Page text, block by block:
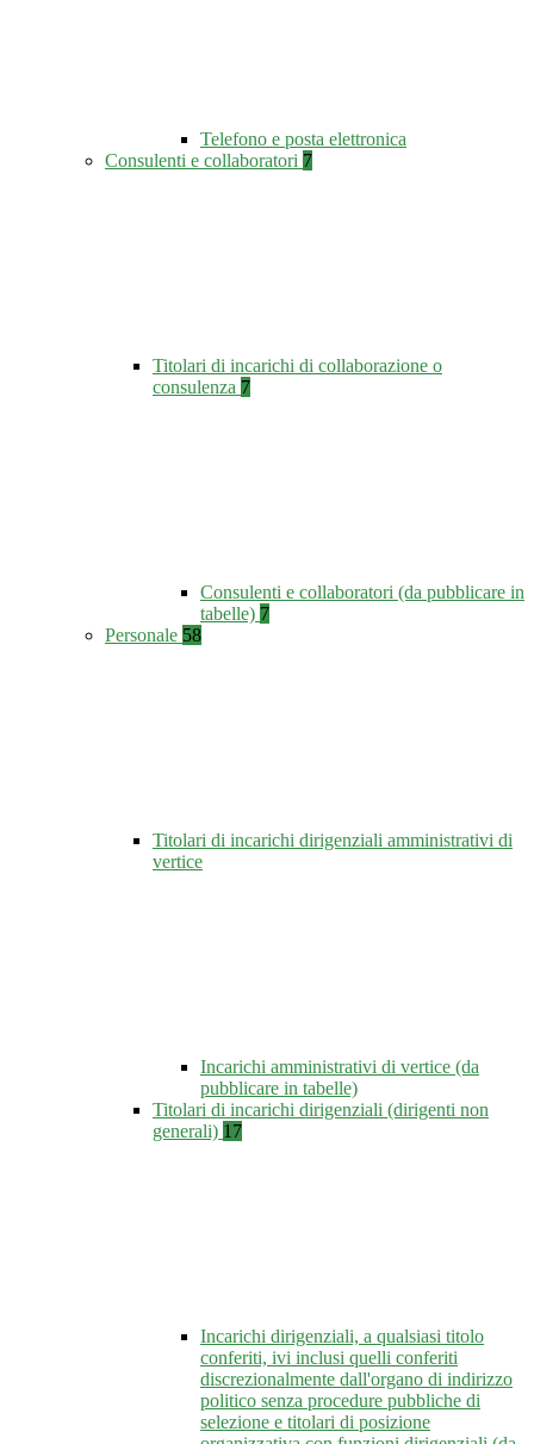
Telefono e posta elettronica
Consulenti e collaboratori 7
Titolari di incarichi di collaborazione o
consulenza 7
Consulenti e collaboratori (da pubblicare in
tabelle) 7
Personale 58
Titolari di incarichi dirigenziali amministrativi di
vertice
Incarichi amministrativi di vertice (da
pubblicare in tabelle)
Titolari di incarichi dirigenziali (dirigenti non
generali) 17
Incarichi dirigenziali, a qualsiasi titolo
conferiti, ivi inclusi quelli conferiti
discrezionalmente dall'organo di indirizzo
politico senza procedure pubbliche di
selezione e titolari di posizione